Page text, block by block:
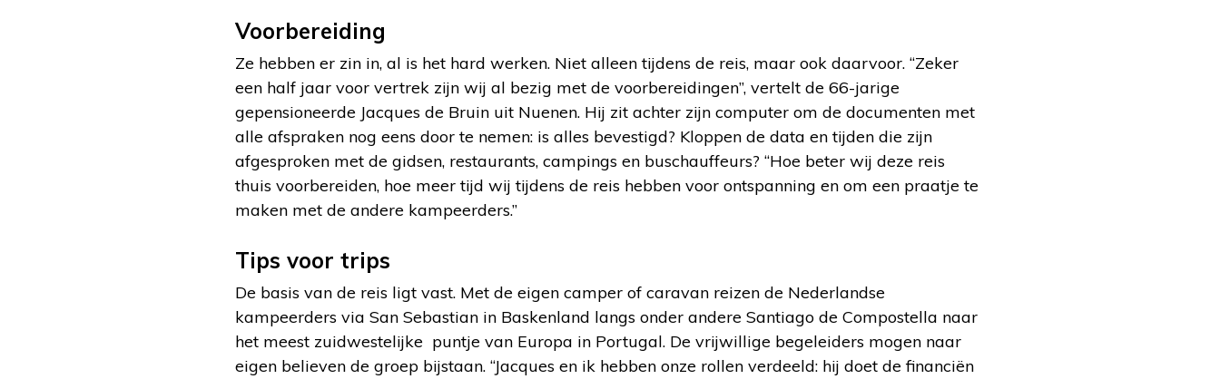
Voorbereiding
Ze hebben er zin in, al is het hard werken. Niet alleen tijdens de reis, maar ook daarvoor. “Zeker
een half jaar voor vertrek zijn wij al bezig met de voorbereidingen”, vertelt de 66-jarige
gepensioneerde Jacques de Bruin uit Nuenen. Hij zit achter zijn computer om de documenten met
alle afspraken nog eens door te nemen: is alles bevestigd? Kloppen de data en tijden die zijn
afgesproken met de gidsen, restaurants, campings en buschauffeurs? “Hoe beter wij deze reis
thuis voorbereiden, hoe meer tijd wij tijdens de reis hebben voor ontspanning en om een praatje te
maken met de andere kampeerders.’’
Tips voor trips
De basis van de reis ligt vast. Met de eigen camper of caravan reizen de Nederlandse
kampeerders via San Sebastian in Baskenland langs onder andere Santiago de Compostella naar
het meest zuidwestelijke puntje van Europa in Portugal. De vrijwillige begeleiders mogen naar
eigen believen de groep bijstaan. “Jacques en ik hebben onze rollen verdeeld: hij doet de financiën